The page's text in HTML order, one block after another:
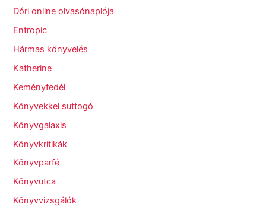
Dóri online olvasónaplója
Entropic
Hármas könyvelés
Katherine
Keményfedél
Könyvekkel suttogó
Könyvgalaxis
Könyvkritikák
Könyvparfé
Könyvutca
Könyvvizsgálók